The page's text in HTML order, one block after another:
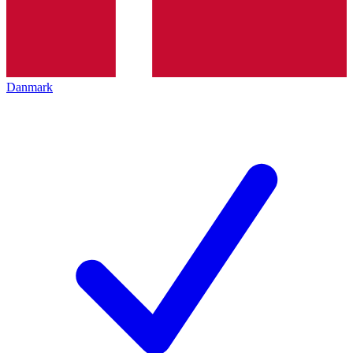
Danmark